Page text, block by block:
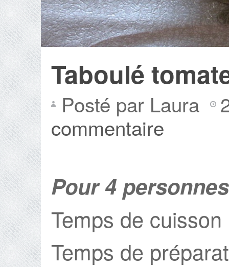
Taboulé
Posté par Laura
commentaire
Pour 4 personnes
Temps de
Temps de